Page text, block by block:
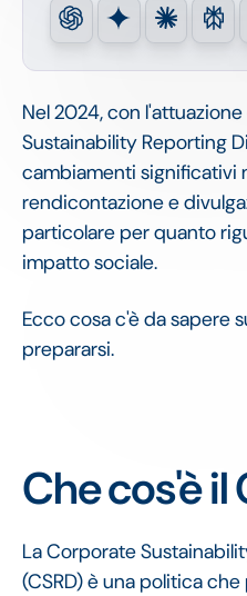
Nel 2024, con
Sustainability Reporting
cambiamenti significativi
rendicontazione e
particolare per quanto
impatto sociale.
Ecco cosa c'è da sapere
prepararsi.
Che cos'è il
La Corporate
(CSRD) è una politica